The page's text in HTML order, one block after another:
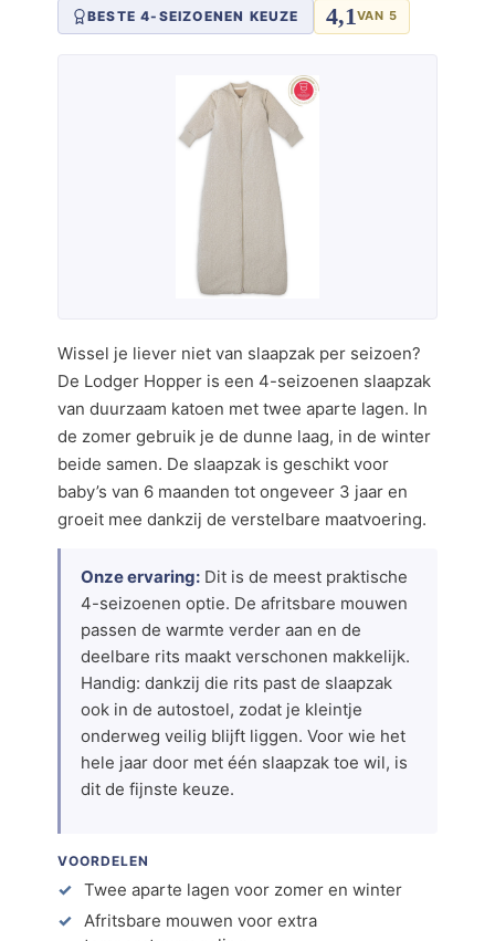
BESTE 4-SEIZOENEN KEUZE 4,1 VAN 5
Wissel je liever niet van slaapzak per seizoen?
De Lodger Hopper is een 4-seizoenen slaapzak
van duurzaam katoen met twee aparte lagen. In
de zomer gebruik je de dunne laag, in de winter
beide samen. De slaapzak is geschikt voor
baby’s van 6 maanden tot ongeveer 3 jaar en
groeit mee dankzij de verstelbare maatvoering.
Onze ervaring: Dit is de meest praktische
4-seizoenen optie. De afritsbare mouwen
passen de warmte verder aan en de
deelbare rits maakt verschonen makkelijk.
Handig: dankzij die rits past de slaapzak
ook in de autostoel, zodat je kleintje
onderweg veilig blijft liggen. Voor wie het
hele jaar door met één slaapzak toe wil, is
dit de fijnste keuze.
VOORDELEN
Twee aparte lagen voor zomer en winter
Afritsbare mouwen voor extra